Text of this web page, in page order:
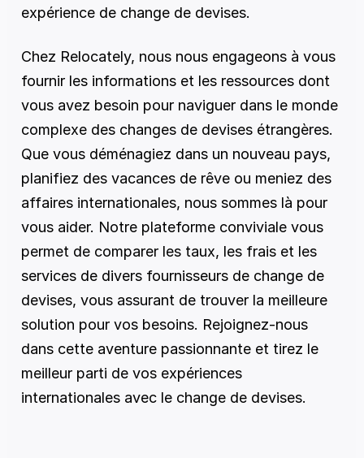
expérience de change de devises.
Chez Relocately, nous nous engageons à vous
fournir les informations et les ressources dont
vous avez besoin pour naviguer dans le monde
complexe des changes de devises étrangères.
Que vous déménagiez dans un nouveau pays,
planifiez des vacances de rêve ou meniez des
affaires internationales, nous sommes là pour
vous aider. Notre plateforme conviviale vous
permet de comparer les taux, les frais et les
services de divers fournisseurs de change de
devises, vous assurant de trouver la meilleure
solution pour vos besoins. Rejoignez-nous
dans cette aventure passionnante et tirez le
meilleur parti de vos expériences
internationales avec le change de devises.